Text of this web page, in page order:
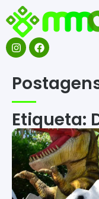
Etiqueta: